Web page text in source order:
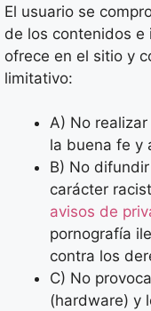
El usuario se
de los contenidos e
ofrece en el sitio y
limitativo:
A) No
la buena fe y
B) No
carácter
avisos de
pornografía
contra los
C) No
(hardware) y